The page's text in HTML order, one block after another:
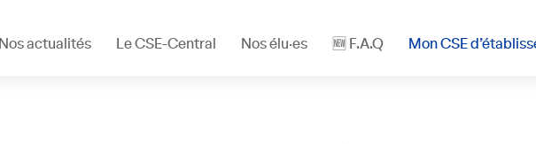
Nos actualités Le CSE-Central Nos élu·es 🆕 F.A.Q Mon CSE